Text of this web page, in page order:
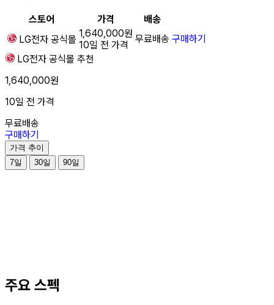
스토어 가격
배송
LG전자 공식몰
1,640,000원
10일 전 가격
무료배송 구매하기
LG전자 공식몰 추천
1,640,000원
10일 전 가격
무료배송
구매하기
가격 추이
7일
30일 90일
주요 스펙